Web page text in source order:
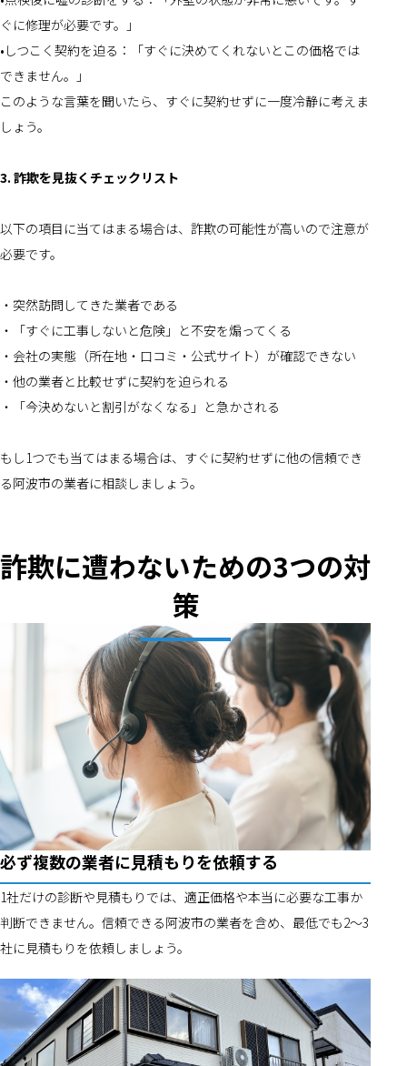
ぐに修理が必要です。」
•しつこく契約を迫る：「すぐに決めてくれないとこの価格では
できません。」
このような言葉を聞いたら、すぐに契約せずに一度冷静に考えま
しょう。
3. 詐欺を見抜くチェックリスト
以下の項目に当てはまる場合は、詐欺の可能性が高いので注意が
必要です。
・突然訪問してきた業者である
・「すぐに工事しないと危険」と不安を煽ってくる
・会社の実態（所在地・口コミ・公式サイト）が確認できない
・他の業者と比較せずに契約を迫られる
・「今決めないと割引がなくなる」と急かされる
もし1つでも当てはまる場合は、すぐに契約せずに他の信頼でき
る阿波市の業者に相談しましょう。
詐欺に遭わないための3つの対
策
必ず複数の業者に見積もりを依頼する
1社だけの診断や見積もりでは、適正価格や本当に必要な工事か
判断できません。信頼できる阿波市の業者を含め、最低でも2～3
社に見積もりを依頼しましょう。